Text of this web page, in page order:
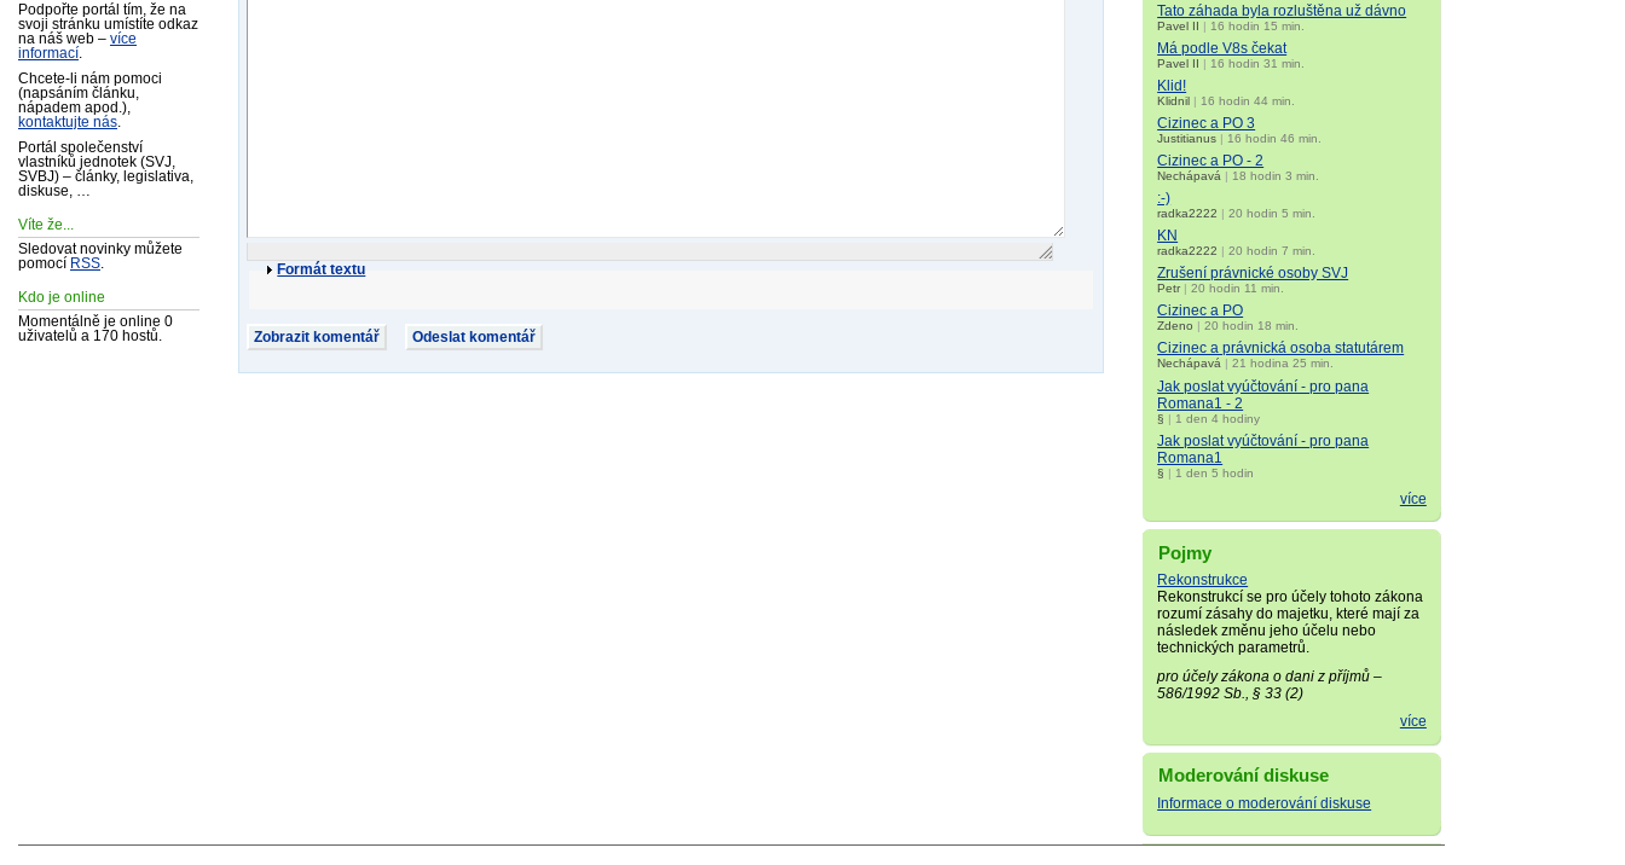
Podpořte portál tím, že na
svoji stránku umístíte odkaz
na náš web – více
informací
Chcete-li nám pomoci
(napsáním článku,
nápadem apod.),
kontaktujte nás
Portál společenství
vlastníků jednotek (SVJ,
SVBJ) – články, legislativa,
diskuse, …
Víte že...
Sledovat novinky můžete
pomocí RSS
Kdo je online
Momentálně je online 0
uživatelů a 170 hostů.
Tato záhada byla rozluštěna už dávno
Pavel II | 16 hodin 15 min.
Má podle V8s čekat
Pavel II | 16 hodin 31 min.
Klid!
Klidnil | 16 hodin 44 min.
Cizinec a PO 3
Justitianus | 16 hodin 46 min.
Cizinec a PO - 2
Nechápavá | 18 hodin 3 min.
:-)
radka2222 |20 hodin 5 min.
KN
radka2222 |20 hodin 7 min.
Zrušení právnické osoby SVJ
Petr|20 hodin 11 min.
Cizinec a PO
Zdeno |20 hodin 18 min.
Cizinec a právnická osoba statutárem
Nechápavá |21 hodina 25 min.
Jak poslat vyúčtování - pro pana
Romana1 - 2
§ | 1 den 4 hodiny
Jak poslat vyúčtování - pro pana
Romana1
§ | 1 den 5 hodin
více
Pojmy
Rekonstrukce
Rekonstrukcí se pro účely tohoto zákona
rozumí zásahy do majetku, které mají za
následek změnu jeho účelu nebo
technických parametrů.
pro účely zákona o dani z příjmů –
586/1992 Sb., § 33 (2)
více
Moderování diskuse
Informace o moderování diskuse
Formát textu